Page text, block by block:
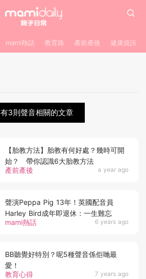
mami熱話 教育路 產前產後 健康資訊
3則聲音相關的文章
產前產後 a year ago
【胎教方法】胎教有何好處？幾時可開
始？ 帶你認識6大胎教方法
mami熱話 6 years ago
聲演Peppa Pig 13年！英國配音員
Harley Bird成年即退休：一生難忘
教育心得 7 years ago
BB聽覺好特別？呢5種聲音係佢哋最
愛！